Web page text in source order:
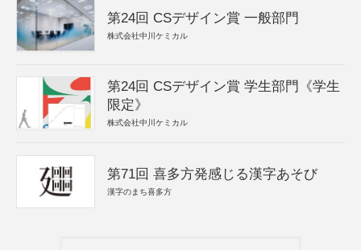
第24回 CSデザイン賞 一般部門
株式会社中川ケミカル
第24回 CSデザイン賞 学生部門《学生
限定》
株式会社中川ケミカル
第71回 喜多方発感じる漢字あそび
漢字のまち喜多方